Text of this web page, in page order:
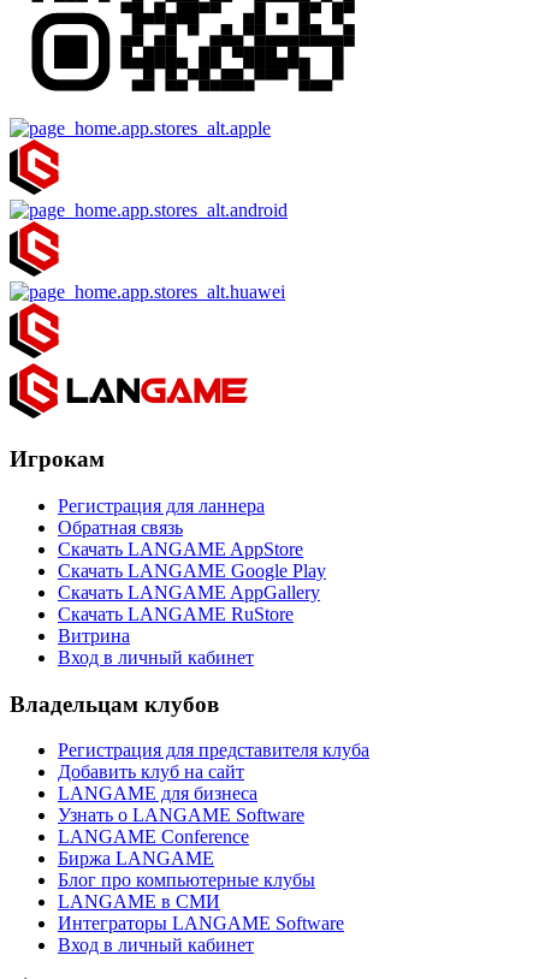
Игрокам
Регистрация для ланнера
Обратная связь
Скачать LANGAME AppStore
Скачать LANGAME Google Play
Скачать LANGAME AppGallery
Скачать LANGAME RuStore
Витрина
Вход в личный кабинет
Владельцам клубов
Регистрация для представителя клуба
Добавить клуб на сайт
LANGAME для бизнеса
Узнать о LANGAME Software
LANGAME Conference
Биржа LANGAME
Блог про компьютерные клубы
LANGAME в СМИ
Интеграторы LANGAME Software
Вход в личный кабинет